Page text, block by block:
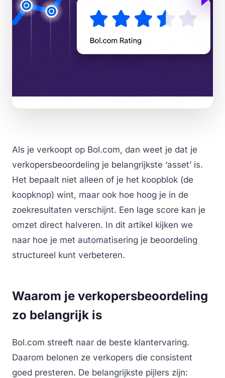
Als je verkoopt op Bol.com, dan weet je dat je
verkopersbeoordeling je belangrijkste ‘asset’ is.
Het bepaalt niet alleen of je het koopblok (de
koopknop) wint, maar ook hoe hoog je in de
zoekresultaten verschijnt. Een lage score kan je
omzet direct halveren. In dit artikel kijken we
naar hoe je met automatisering je beoordeling
structureel kunt verbeteren.
Waarom je verkopersbeoordeling
zo belangrijk is
Bol.com streeft naar de beste klantervaring.
Daarom belonen ze verkopers die consistent
goed presteren. De belangrijkste pijlers zijn: